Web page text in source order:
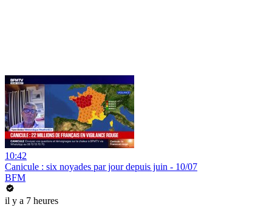
10:42
Canicule : six noyades par jour depuis juin - 10/07
BFM
il y a 7 heures